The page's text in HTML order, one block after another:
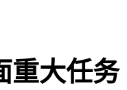
重大任务